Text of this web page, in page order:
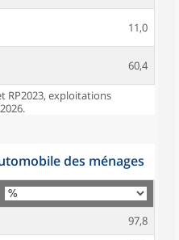
11,0
60,4
RP2023, exploitations
des ménages
97,8